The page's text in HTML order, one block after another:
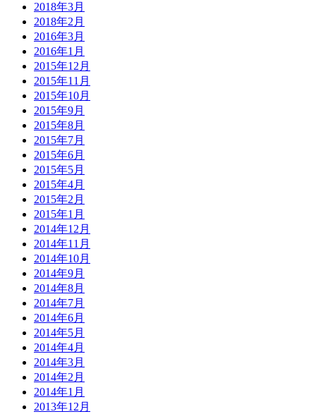
2018年3月
2018年2月
2016年3月
2016年1月
2015年12月
2015年11月
2015年10月
2015年9月
2015年8月
2015年7月
2015年6月
2015年5月
2015年4月
2015年2月
2015年1月
2014年12月
2014年11月
2014年10月
2014年9月
2014年8月
2014年7月
2014年6月
2014年5月
2014年4月
2014年3月
2014年2月
2014年1月
2013年12月